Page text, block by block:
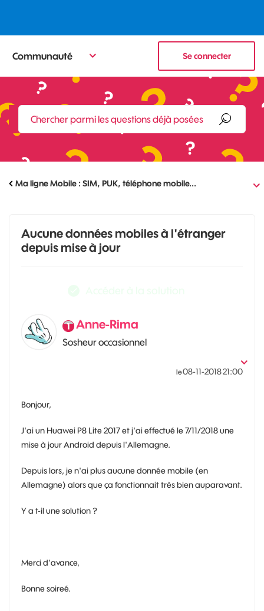
Communauté Se connecter
Ma ligne Mobile : SIM, PUK, téléphone mobile...
Aucune données mobiles à l'étranger
depuis mise à jour
Anne-Rima
Sosheur occasionnel
le‎08-11-201821:00
Bonjour,
J'ai un Huawei P8 Lite 2017 et j'ai effectué le 7/11/2018 une
mise à jour Android depuis l'Allemagne.
Depuis lors, je n'ai plus aucune donnée mobile (en
Allemagne) alors que ça fonctionnait très bien auparavant.
Y a t-il une solution ?
Merci d'avance,
Bonne soireé.